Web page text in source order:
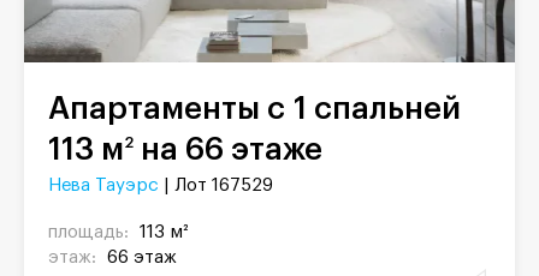
Апартаменты с 1 спальней
113 м2 на 66 этаже
Нева Тауэрс | Лот 167529
площадь:
113 м²
этаж:
66 этаж